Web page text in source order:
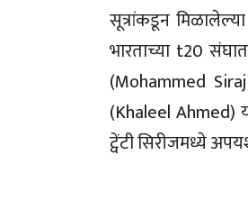
सूत्रांकडून
भारताच्या t20
(Mohammed
(Khaleel Ahmed)
ट्वेंटी सिरीजमध्ये